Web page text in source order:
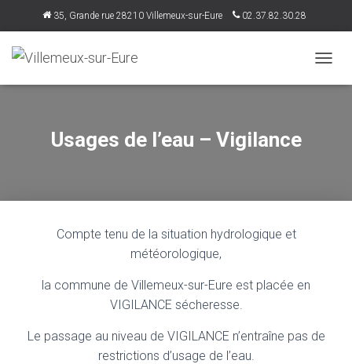
35, Grande rue 28210 Villemeux-sur-Eure 02.37.82.30.28
Usages de l’eau – Vigilance
Compte tenu de la situation hydrologique et
météorologique,
la commune de Villemeux-sur-Eure est placée en
VIGILANCE sécheresse.
Le passage au niveau de VIGILANCE n’entraîne pas de
restrictions d’usage de l’eau.